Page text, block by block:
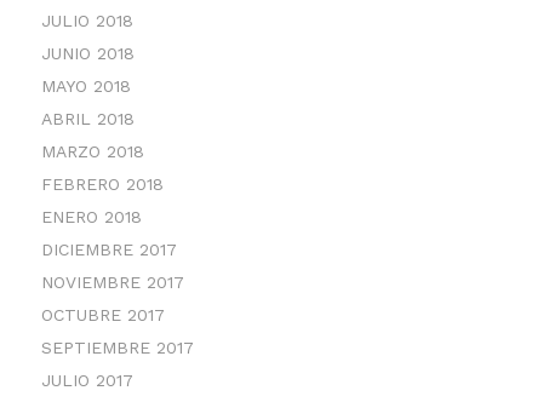
JULIO 2018
JUNIO 2018
MAYO 2018
ABRIL 2018
MARZO 2018
FEBRERO 2018
ENERO 2018
DICIEMBRE 2017
NOVIEMBRE 2017
OCTUBRE 2017
SEPTIEMBRE 2017
JULIO 2017